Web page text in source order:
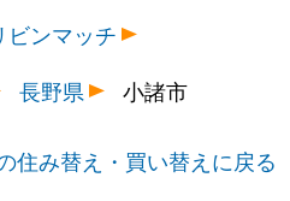
ンマッチ
長野県 小諸市
住み替え・買い替えに戻る